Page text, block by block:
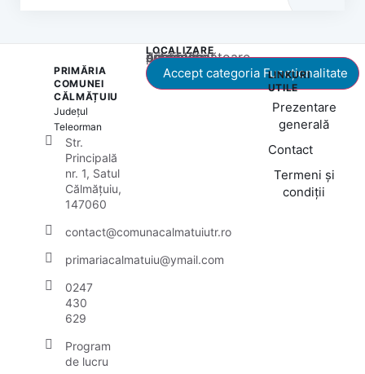
PRIMĂRIA
COMUNEI
CĂLMĂȚUIU
Județul
Teleorman
Str.
Principală
nr. 1, Satul
Călmățuiu,
147060
contact@comunacalmatuiutr.ro
primariacalmatuiu@ymail.com
0247
430
629
Program
de lucru
LOCALIZARE
Acest conținut este blocat până când acceptați categoria corespunzătoare de cookie-uri.
Accept categoria Funcționalitate
LINKURI
UTILE
Prezentare
generală
Contact
Termeni și
condiții